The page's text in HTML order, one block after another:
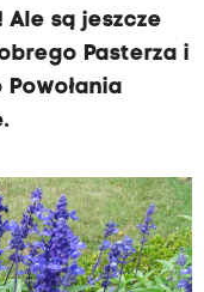
Ale są jeszcze
Pasterza i